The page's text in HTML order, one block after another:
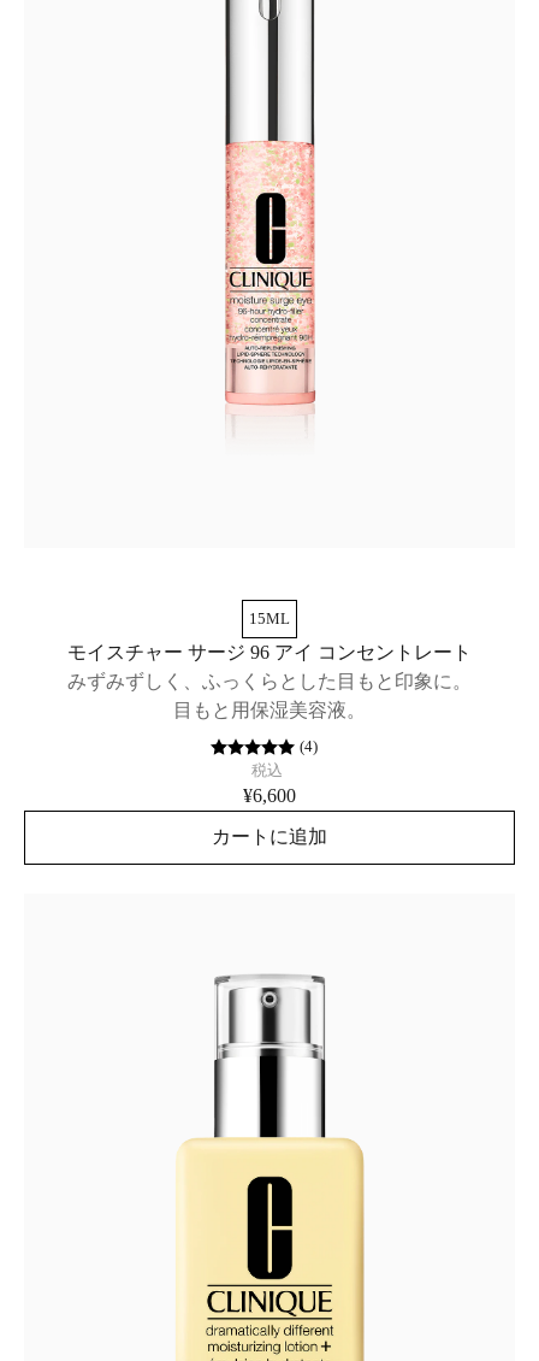
15ML
モイスチャー サージ 96 アイ コンセントレート
みずみずしく、ふっくらとした目もと印象に。
目もと用保湿美容液。
(4)
税込
¥6,600
カートに追加